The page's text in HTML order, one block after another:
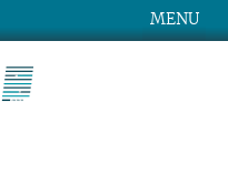
MENU